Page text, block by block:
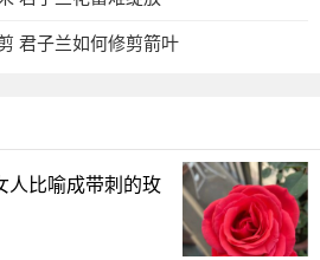
植株提供充足的散射光照射，冬季
移至室内阳台上接受阳光的直射。
间应该为其每隔15到20天施撒一次
能过高，以免造成植株烧根，同时
君子兰养分不足出现叶片变窄的情
君子兰如何修剪箭叶
人比喻成带刺的玫